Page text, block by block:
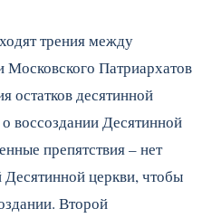
трения между
Московского Патриархатов
остатков десятинной
воссоздании Десятинной
препятствия – нет
церкви, чтобы
Второй